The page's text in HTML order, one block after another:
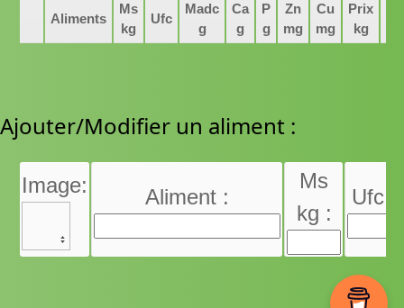
Aliments
Ms
kg
Ufc
Madc
g
Ca
g
P
g
Zn
mg
Cu
mg
Prix
kg
Ajouter/Modifier un aliment :
Image: Aliment :
Ms
kg :
Ufc :